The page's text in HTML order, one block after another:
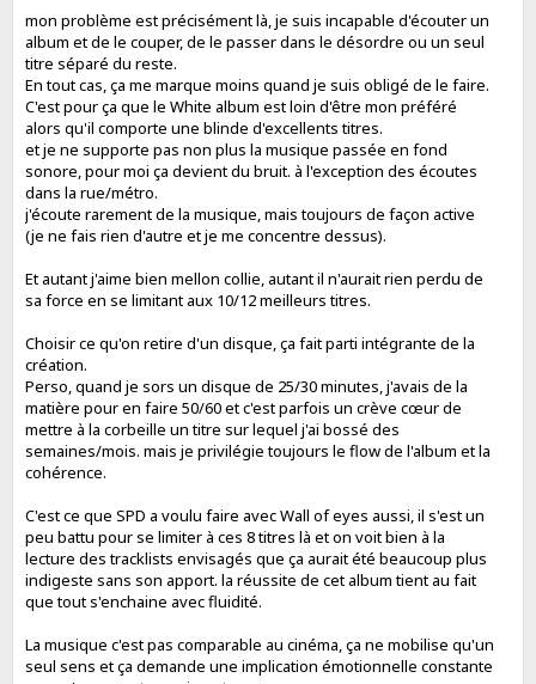
mon problème est précisément là, je suis incapable d'écouter un
album et de le couper, de le passer dans le désordre ou un seul
titre séparé du reste.
En tout cas, ça me marque moins quand je suis obligé de le faire.
C'est pour ça que le White album est loin d'être mon préféré
alors qu'il comporte une blinde d'excellents titres.
et je ne supporte pas non plus la musique passée en fond
sonore, pour moi ça devient du bruit. à l'exception des écoutes
dans la rue/métro.
j'écoute rarement de la musique, mais toujours de façon active
(je ne fais rien d'autre et je me concentre dessus).
Et autant j'aime bien mellon collie, autant il n'aurait rien perdu de
sa force en se limitant aux 10/12 meilleurs titres.
Choisir ce qu'on retire d'un disque, ça fait parti intégrante de la
création.
Perso, quand je sors un disque de 25/30 minutes, j'avais de la
matière pour en faire 50/60 et c'est parfois un crève cœur de
mettre à la corbeille un titre sur lequel j'ai bossé des
semaines/mois. mais je privilégie toujours le flow de l'album et la
cohérence.
C'est ce que SPD a voulu faire avec Wall of eyes aussi, il s'est un
peu battu pour se limiter à ces 8 titres là et on voit bien à la
lecture des tracklists envisagés que ça aurait été beaucoup plus
indigeste sans son apport. la réussite de cet album tient au fait
que tout s'enchaine avec fluidité.
La musique c'est pas comparable au cinéma, ça ne mobilise qu'un
seul sens et ça demande une implication émotionnelle constante